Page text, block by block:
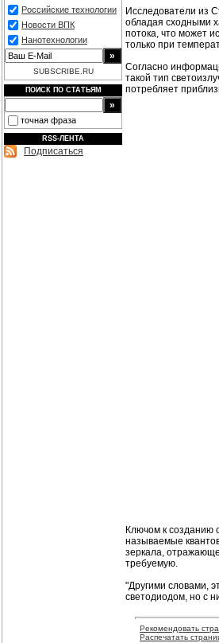
Российские технологии
Новости ВПК
Нанотехнологии
SUBSCRIBE.RU
ПОИСК ПО СТАТЬЯМ
точная фраза
RSS-ЛЕНТА
Подписаться
Исследователи из
обладая сходными
потока, что может
только при
Согласно
такой тип
потребляет
Ключом к созданию
называемые
зеркала,
требуемую.
"Другими словами,
светодиодом, но с
Рекомендовать
Распечатать